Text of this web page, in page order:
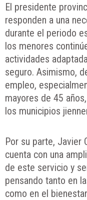
El presidente
responden a una
durante el periodo
los menores
actividades
seguro. Asimismo,
empleo,
mayores de 45
los municipios
Por su parte, Javier
cuenta con una
de este servicio y
pensando tanto en
como en el